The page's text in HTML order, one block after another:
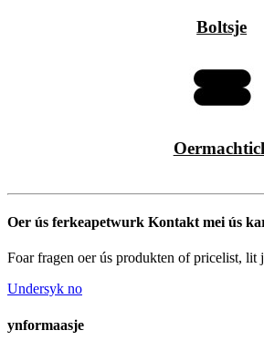
Boltsje
Oer ús ferkeapetwurk Kontakt mei ús
Foar fragen oer ús produkten of pricelist, lit
Undersyk no
ynformaasje